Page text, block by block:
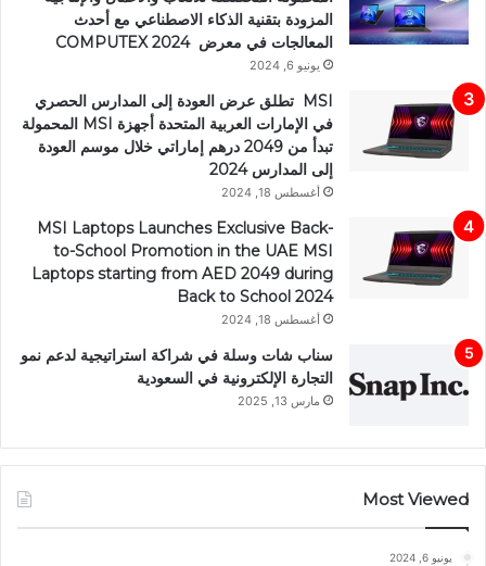
المزودة بتقنية الذكاء الاصطناعي مع أحدث
المعالجات في معرض COMPUTEX 2024
يونيو 6, 2024
MSI تطلق عرض العودة إلى المدارس الحصري
في الإمارات العربية المتحدة أجهزة MSI المحمولة
تبدأ من 2049 درهم إماراتي خلال موسم العودة
إلى المدارس 2024
أغسطس 18, 2024
MSI Laptops Launches Exclusive Back-
to-School Promotion in the UAE MSI
Laptops starting from AED 2049 during
Back to School 2024
أغسطس 18, 2024
سناب شات وسلة في شراكة استراتيجية لدعم نمو
التجارة الإلكترونية في السعودية
مارس 13, 2025
Most Viewed
يونيو 6, 2024